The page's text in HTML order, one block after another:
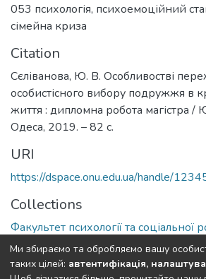
053 психологія, психоемоційний
сімейна криза
Citation
Сєліванова, Ю. В. Особливостві
особистісного вибору подружжя в
життя : дипломна робота магістра /
Одеса, 2019. – 82 с.
URI
https://dspace.onu.edu.ua/handle/
Collections
Факультет психології та соціальної
Full item page
Ми збираємо та обробляємо вашу
таких цілей: автентифікація,